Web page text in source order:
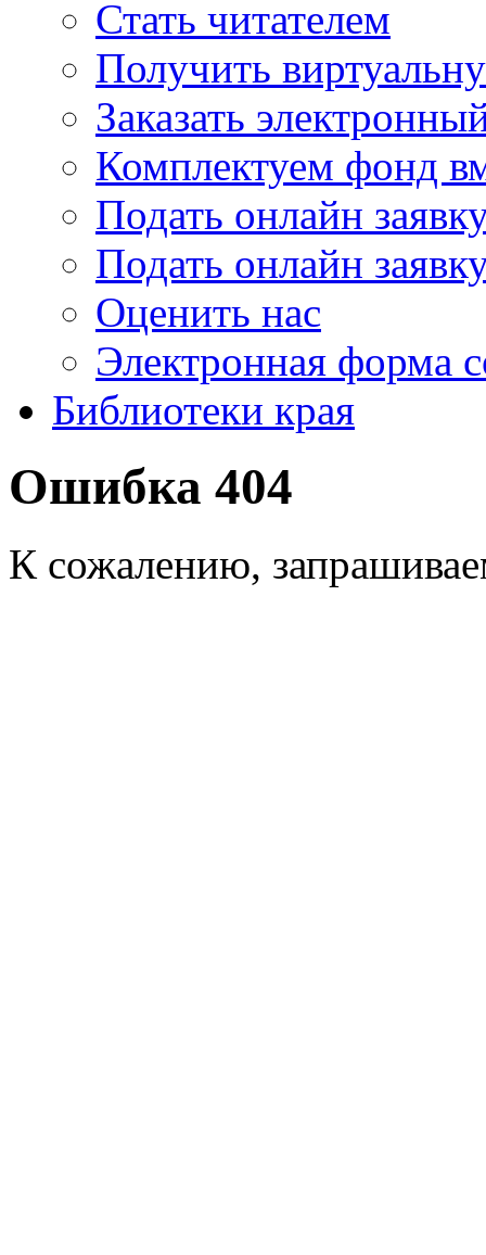
Стать читателем
Получить
Заказать
Комплектуем фонд
Подать онлайн
Подать онлайн
Оценить нас
Электронная форма
Библиотеки края
Ошибка 404
К сожалению,